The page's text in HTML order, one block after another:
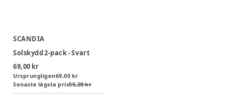
SCANDIA
Solskydd 2-pack - Svart
69,00 kr
Ursprungligen69,00 kr
Senaste lägsta pris55,20 kr